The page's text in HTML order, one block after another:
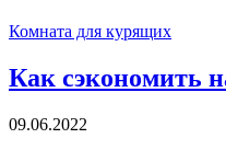
Комната для курящих
Как сэкономить
09.06.2022